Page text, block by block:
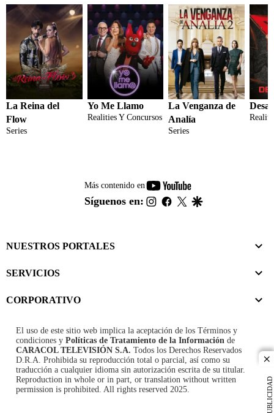
PUBLICIDAD
La Reina del
Flow
Series
Yo Me Llamo
Realities Y Concursos
La Venganza de
Analía
Series
Más contenido en
youtube-
footer
Síguenos en: instagram
facebook
twitter
NUESTROS PORTALES
SERVICIOS
CORPORATIVO
El uso de este sitio web implica la aceptación de los Términos y
condiciones y Políticas de Tratamiento de la Información de
CARACOL TELEVISIÓN S.A. Todos los Derechos Reservados
D.R.A. Prohibida su reproducción total o parcial, así como su
traducción a cualquier idioma sin autorización escrita de su titular.
Reproduction in whole or in part, or translation without written
permission is prohibited. All rights reserved 2025.